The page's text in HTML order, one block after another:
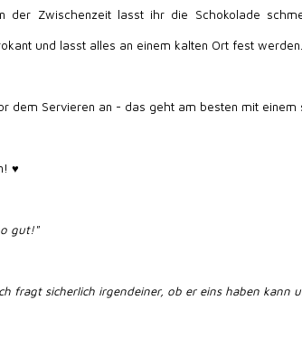
der Zwischenzeit lasst ihr die Schokolade
und lasst alles an einem kalten Ort fest werden.
dem Servieren an - das geht am besten mit
♥
gut!"
fragt sicherlich irgendeiner, ob er eins haben